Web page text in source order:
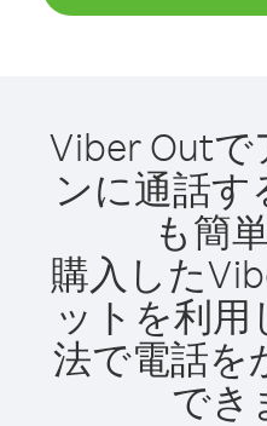
Viber Outで
ンに通話す
も簡
購入した
ットを利
法で電話を
でき